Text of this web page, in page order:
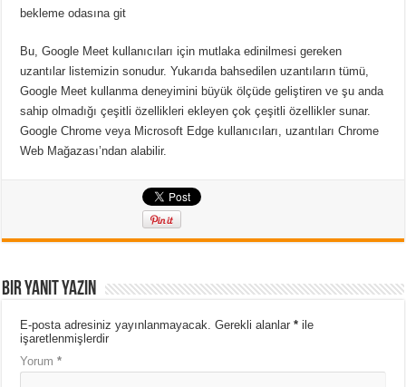
bekleme odasına git
Bu, Google Meet kullanıcıları için mutlaka edinilmesi gereken
uzantılar listemizin sonudur.Yukarıda bahsedilen uzantıların tümü,
Google Meet kullanma deneyimini büyük ölçüde geliştiren ve şu anda
sahip olmadığı çeşitli özellikleri ekleyen çok çeşitli özellikler sunar.
Google Chrome veya Microsoft Edge kullanıcıları, uzantıları Chrome
Web Mağazası’ndan alabilir.
Bir yanıt yazın
E-posta adresiniz yayınlanmayacak. Gerekli alanlar* ile
işaretlenmişlerdir
Yorum*